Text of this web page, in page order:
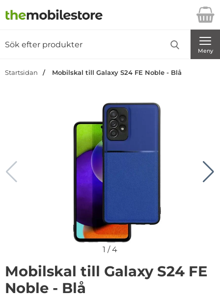
Startsidan för Danira Telecom AB
Meny
Startsidan Mobilskal till Galaxy S24 FE Noble - Blå
1 /4
Mobilskal till Galaxy S24 FE
Noble - Blå